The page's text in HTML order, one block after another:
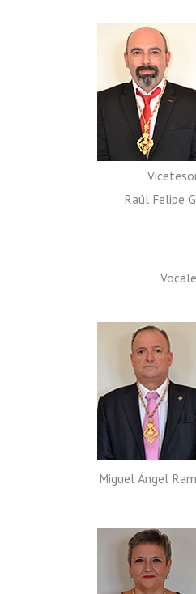
Raúl Felipe
Miguel Ángel